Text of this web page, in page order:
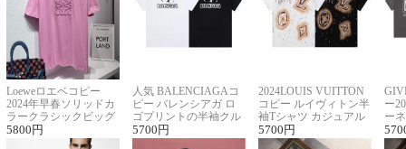
Loeweロエベコピー
2024年早春ソリッドカ
ラークラシックビッグ
ロゴ刺繍Tシャツ
5800 円
人気 BALENCIAGAコ
ピー バレンシアガ ロ
ゴプリントの半袖クル
ーネックTシャツ
5700 円
2024LOUIS VUITTON
コピー ルイヴィトン半
袖Tシャツ カジュアル
に馴染む 2色展開
5700 円
ー
ー
ー